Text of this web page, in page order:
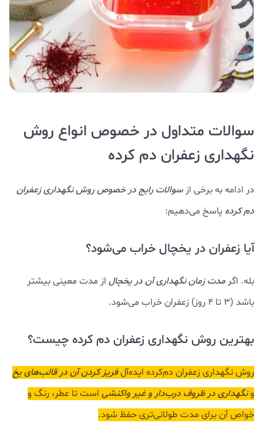
سوالات متداول در خصوص انواع روش
نگهداری زعفران دم کرده
در ادامه به برخی از سوالات رایج در خصوص روش نگهداری زعفران
دم کرده پاسخ می‌دهیم:
آیا زعفران در یخچال خراب می‌شود؟
بله. اگر مدت زمان نگهداری آن در یخچال از مدت معینی بیشتر
باشد (3 تا 4 روز) زعفران خراب می‌شود.
بهترین روش نگهداری زعفران دم کرده چیست؟
روش نگهداری زعفران دم‌کرده ایده‌آلفریز کردن آن در قالب‌های یخ
ونگهداری در ظروف درب‌دار و غیر واکنشی است تا عطر، رنگ و
خواص آن برای مدت طولانی‌تری حفظ شود.